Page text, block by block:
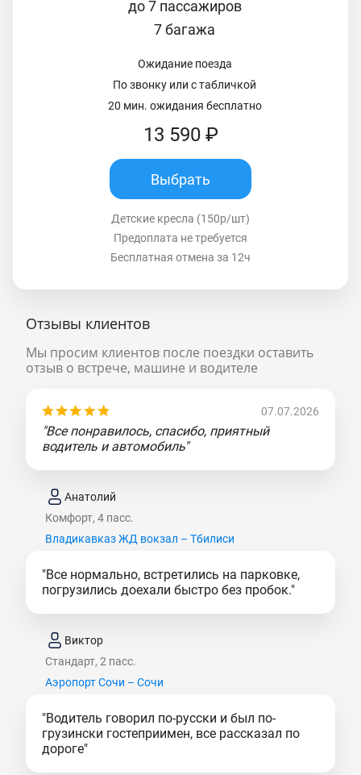
до 7 пассажиров
7 багажа
Ожидание поезда
По звонку или с табличкой
20 мин. ожидания бесплатно
13 590 ₽
Выбрать
Детские кресла (150р/шт)
Предоплата не требуется
Бесплатная отмена за 12ч
Отзывы клиентов
Мы просим клиентов после поездки оставить
отзыв о встрече, машине и водителе
07.07.2026
"Все понравилось, спасибо, приятный
водитель и автомобиль"
Анатолий
Комфорт, 4 пасс.
Владикавказ ЖД вокзал – Тбилиси
"Все нормально, встретились на парковке,
погрузились доехали быстро без пробок."
Виктор
Стандарт, 2 пасс.
Аэропорт Сочи – Сочи
"Водитель говорил по-русски и был по-
грузински гостеприимен, все рассказал по
дороге"